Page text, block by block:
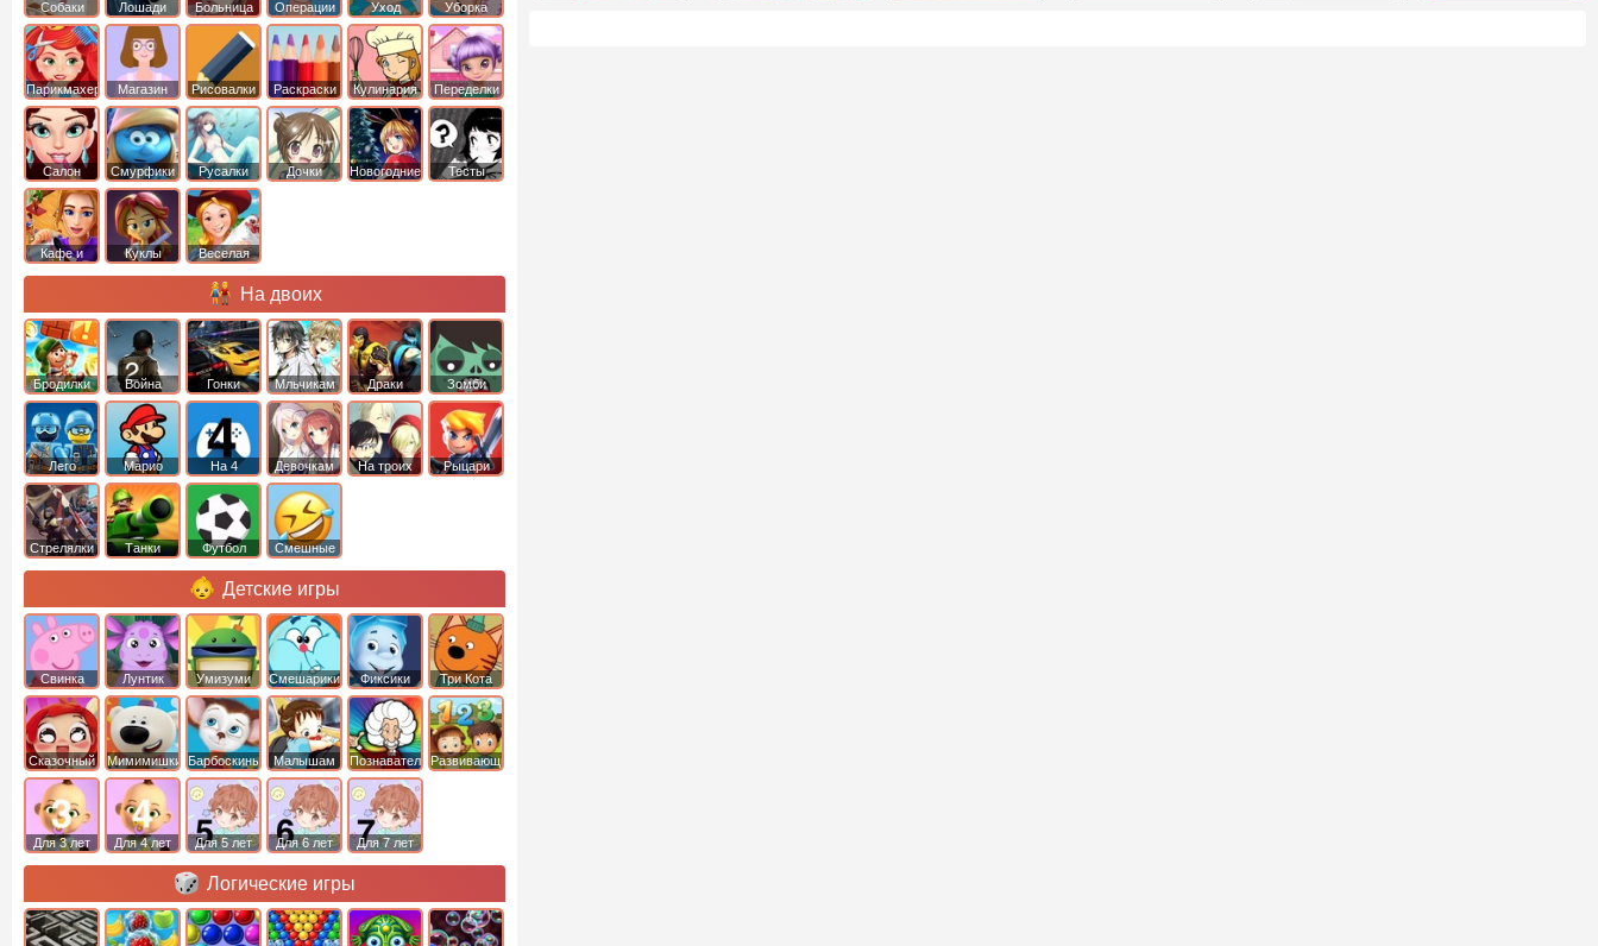
Собаки Лошади Больница Операции Уход Уборка
Парикмахер Магазин Рисовалки Раскраски Кулинария Переделки
Салон Смурфики Русалки Дочки Новогодние Тесты
Кафе и
Куклы
Веселая
На двоих
Бродилки Война Гонки Мльчикам Драки Зомби
Лего Марио На 4 Девочкам На троих Рыцари
Стрелялки Танки Футбол Смешные
Детские игры
Свинка
Пеппа
Лунтик Умизуми Смешарики Фиксики Три Кота
Сказочный
патруль
Мимимишки Барбоскины Малышам ПознавательныеРазвивающие
Для 3 лет Для 4 лет Для 5 лет Для 6 лет Для 7 лет
Логические игры